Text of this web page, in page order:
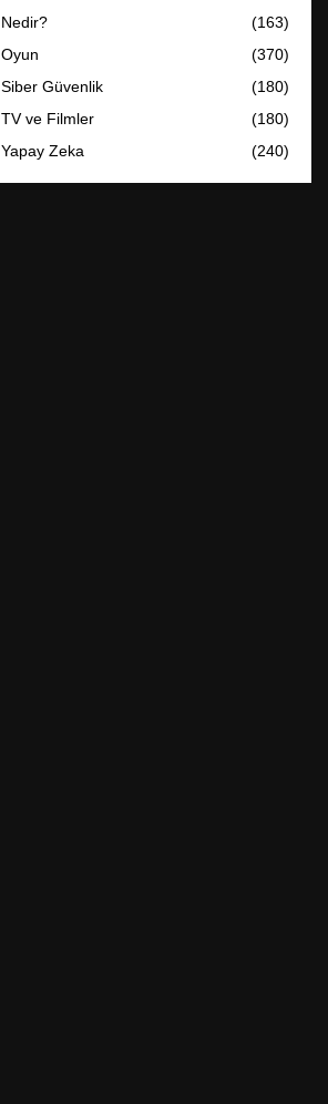
Nedir?
(163)
Oyun
(370)
Siber Güvenlik
(180)
TV ve Filmler
(180)
Yapay Zeka
(240)